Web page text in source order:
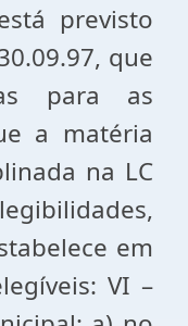
previsto
que
para as
a matéria
na LC
em
VI –